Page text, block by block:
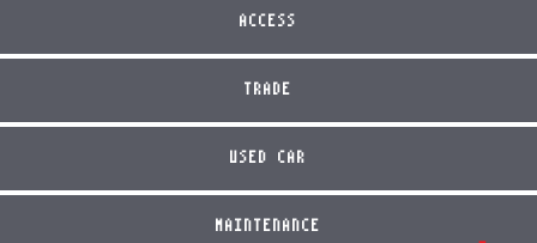
ACCESS
TRADE
USED CAR
MAINTENANCE